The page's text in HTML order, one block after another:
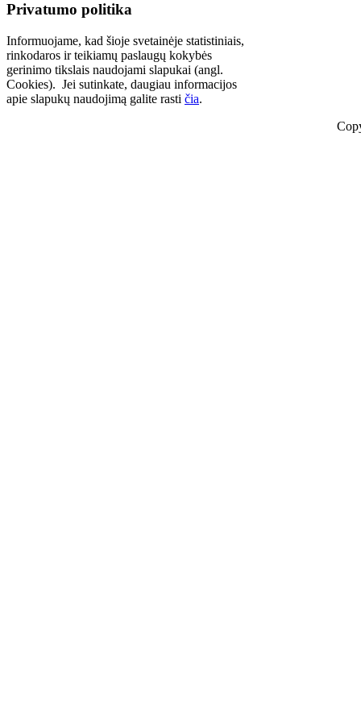
Privatumo politika
Informuojame, kad šioje svetainėje statistiniais,
rinkodaros ir teikiamų paslaugų kokybės
gerinimo tikslais naudojami slapukai (angl.
Cookies). Jei sutinkate, daugiau informacijos
apie slapukų naudojimą galite rasti čia.